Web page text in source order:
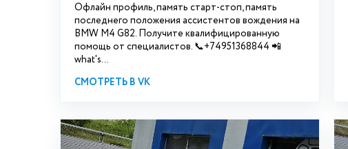
Офлайн профиль, память старт-стоп, память
последнего положения ассистентов вождения на
BMW М4 G82. Получите квалифицированную
помощь от специалистов. 📞+74951368844 📲
what's...
СМОТРЕТЬ В VK